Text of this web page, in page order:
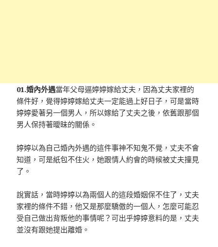
01.婚內外遇當年父母逼婷婷嫁給丈夫，因為丈夫家裡的
條件好，覺得婷婷嫁給丈夫一定能過上好日子，可是當時
婷婷愛著另一個男人，所以嫁給了丈夫之後，依舊跟那個
男人保持著曖昧的關係。
婷婷以為自己婚內外遇的這件事神不知鬼不覺，丈夫不會
知道，可是紙包不住火，她跟情人約會的時候被丈夫撞見
了。
說實話，當時婷婷以為兩個人的這段婚姻保不住了，丈夫
家裡的條件不錯，他又是那麼驕傲的一個人，怎麼可能忍
受自己做出背叛他的事情呢？可出乎婷婷意料的是，丈夫
並沒有跟她提出離婚。